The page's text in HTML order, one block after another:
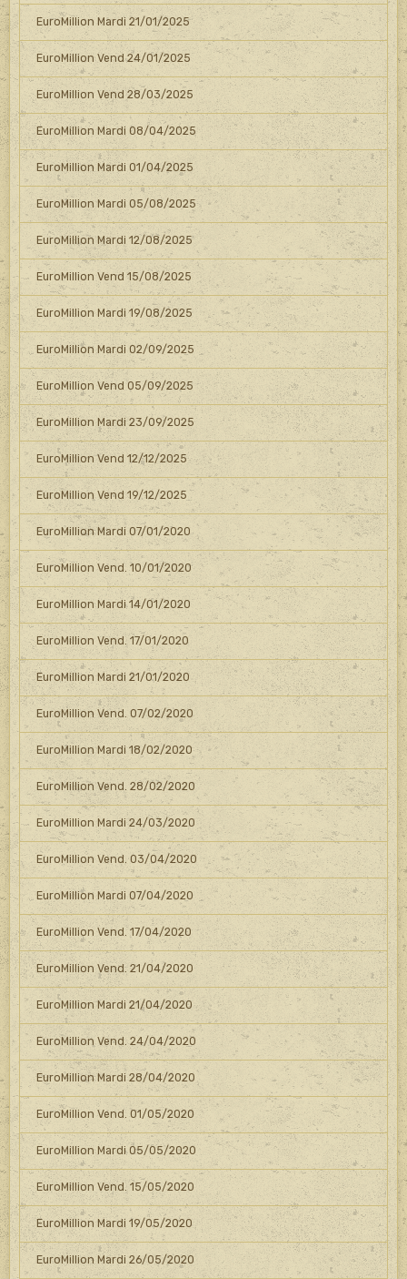
EuroMillion Mardi 21/01/2025
EuroMillion Vend 24/01/2025
EuroMillion Vend 28/03/2025
EuroMillion Mardi 08/04/2025
EuroMillion Mardi 01/04/2025
EuroMillion Mardi 05/08/2025
EuroMillion Mardi 12/08/2025
EuroMillion Vend 15/08/2025
EuroMillion Mardi 19/08/2025
EuroMillion Mardi 02/09/2025
EuroMillion Vend 05/09/2025
EuroMillion Mardi 23/09/2025
EuroMillion Vend 12/12/2025
EuroMillion Vend 19/12/2025
EuroMillion Mardi 07/01/2020
EuroMillion Vend. 10/01/2020
EuroMillion Mardi 14/01/2020
EuroMillion Vend. 17/01/2020
EuroMillion Mardi 21/01/2020
EuroMillion Vend. 07/02/2020
EuroMillion Mardi 18/02/2020
EuroMillion Vend. 28/02/2020
EuroMillion Mardi 24/03/2020
EuroMillion Vend. 03/04/2020
EuroMillion Mardi 07/04/2020
EuroMillion Vend. 17/04/2020
EuroMillion Vend. 21/04/2020
EuroMillion Mardi 21/04/2020
EuroMillion Vend. 24/04/2020
EuroMillion Mardi 28/04/2020
EuroMillion Vend. 01/05/2020
EuroMillion Mardi 05/05/2020
EuroMillion Vend. 15/05/2020
EuroMillion Mardi 19/05/2020
EuroMillion Mardi 26/05/2020